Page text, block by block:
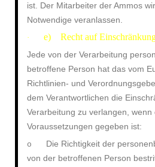
ist. Der Mitarbeiter der Ammos
Notwendige veranlassen.
· e) Recht auf
Jede von der Verarbeitung
betroffene Person hat das vom
Richtlinien- und
dem Verantwortlichen die
Verarbeitung zu verlangen,
Voraussetzungen gegeben ist:
o Die Richtigkeit der
von der betroffenen Person